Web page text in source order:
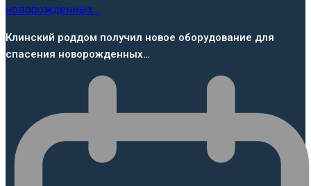
Клинский роддом получил новое оборудование для
спасения новорожденных…